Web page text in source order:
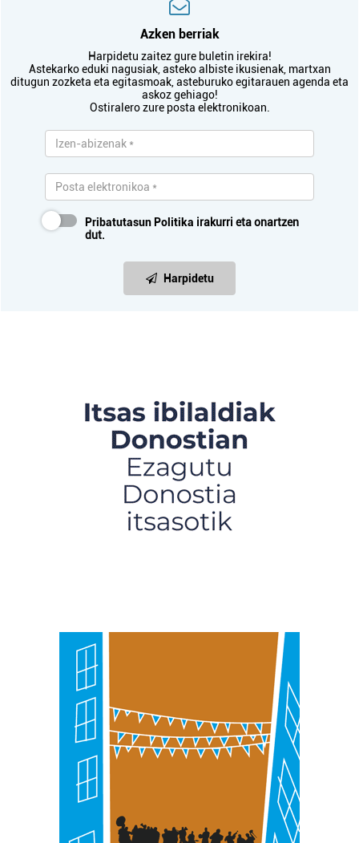
Azken berriak
Harpidetu zaitez gure buletin irekira!
Astekarko eduki nagusiak, asteko albiste ikusienak, martxan
ditugun zozketa eta egitasmoak, asteburuko egitarauen agenda eta
askoz gehiago!
Ostiralero zure posta elektronikoan.
Pribatutasun Politika irakurri eta onartzen
dut.
Harpidetu